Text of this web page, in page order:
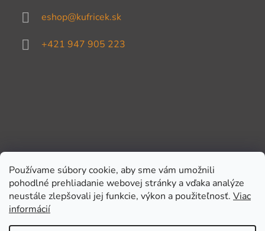
Používame súbory cookie, aby sme vám umožnili
pohodlné prehliadanie webovej stránky a vďaka analýze
neustále zlepšovali jej funkcie, výkon a použiteľnosť. Viac
informácií
eshop@kufricek.sk
+421 947 905 223
Prijímame online platby